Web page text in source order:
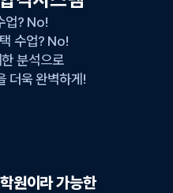
업? No!
수업? No!
분석으로
더욱 완벽하게!
원이라 가능한